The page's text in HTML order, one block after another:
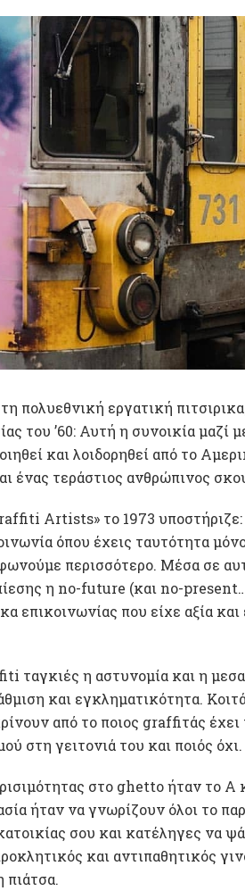
πολυεθνική εργατική
του ’60: Αυτή η συνοικία μαζί
και λοιδορηθεί από το
ένας τεράστιος ανθρώπινος
Artists» το 1973
όπου έχεις ταυτότητα
περισσότερο. Μέσα σε
η no-future (και no-
επικοινωνίας που είχε αξία
ταγκιές η αστυνομία και η
και εγκληματικότητα.
από το ποιος graffiτάς
στη γειτονιά του και ποιός όχι.
στο ghetto ήταν το Α
ήταν να γνωρίζουν όλοι το
σου και κατέληγες να
και αντιπαθητικός
πιάτσα.